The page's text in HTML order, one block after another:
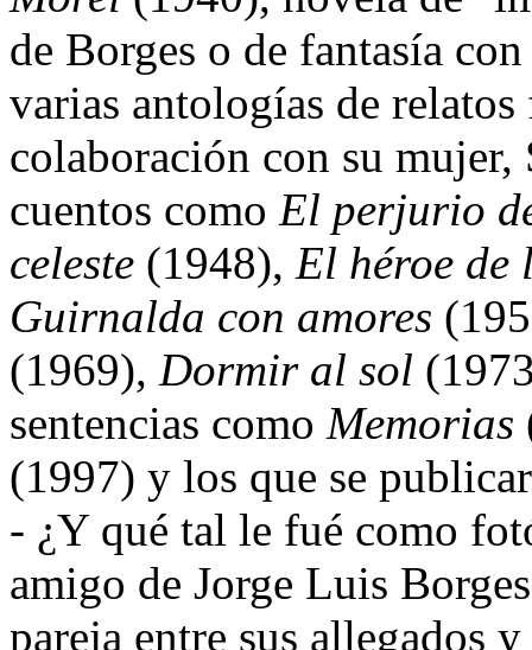
de Borges o de fantasía
varias antologías de
colaboración con su
cuentos como El perjurio
celeste (1948), El héroe de
Guirnalda con amores
(1969), Dormir al sol
sentencias como Memorias
(1997) y los que se
- ¿Y qué tal le fué como
amigo de Jorge Luis
pareja entre sus allegados